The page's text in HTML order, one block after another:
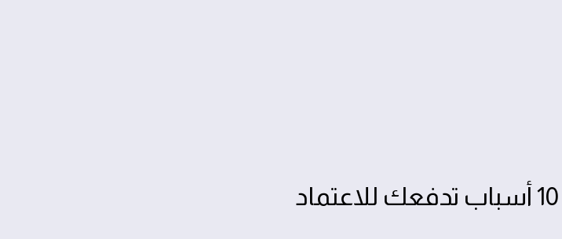
24/7 صيانة منازل الرياض: 10 أسباب تدفعك للاعتماد